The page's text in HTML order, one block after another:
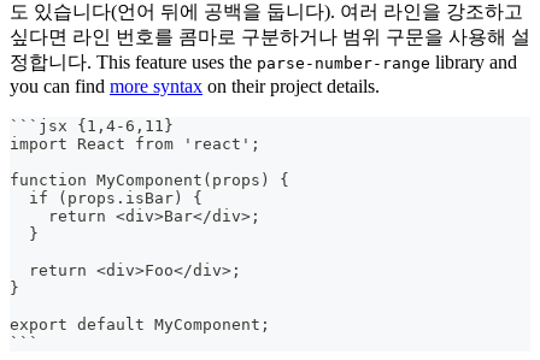
도 있습니다(언어 뒤에 공백을 둡니다). 여러 라인을 강조하고
싶다면 라인 번호를 콤마로 구분하거나 범위 구문을 사용해 설
정합니다. This feature uses the parse-number-range library and
you can find more syntax on their project details.
``` jsx {1,4-6,11}
import React from 'react';
function MyComponent(props) {
  if (props.isBar) {
    return <div>Bar</div>;
  }
  return <div>Foo</div>;
}
export default MyComponent;
```